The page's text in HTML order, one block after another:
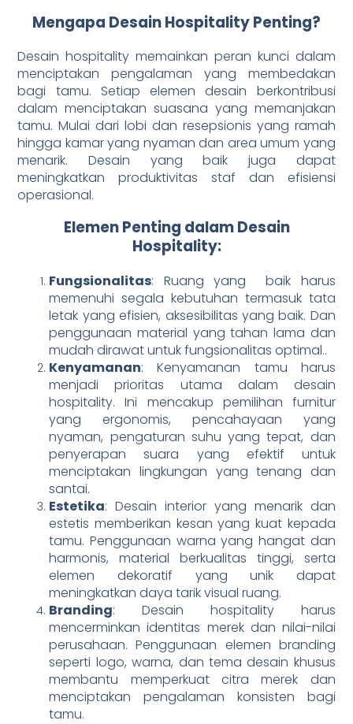
Mengapa Desain Hospitality Penting?
Desain hospitality memainkan peran kunci dalam
menciptakan pengalaman yang membedakan
bagi tamu. Setiap elemen desain berkontribusi
dalam menciptakan suasana yang memanjakan
tamu. Mulai dari lobi dan resepsionis yang ramah
hingga kamar yang nyaman dan area umum yang
menarik. Desain yang baik juga dapat
meningkatkan produktivitas staf dan efisiensi
operasional.
Elemen Penting dalam Desain
Hospitality:
Fungsionalitas: Ruang yang baik harus
memenuhi segala kebutuhan termasuk tata
letak yang efisien, aksesibilitas yang baik. Dan
penggunaan material yang tahan lama dan
mudah dirawat untuk fungsionalitas optimal..
Kenyamanan: Kenyamanan tamu harus
menjadi prioritas utama dalam desain
hospitality. Ini mencakup pemilihan furnitur
yang ergonomis, pencahayaan yang
nyaman, pengaturan suhu yang tepat, dan
penyerapan suara yang efektif untuk
menciptakan lingkungan yang tenang dan
santai.
Estetika: Desain interior yang menarik dan
estetis memberikan kesan yang kuat kepada
tamu. Penggunaan warna yang hangat dan
harmonis, material berkualitas tinggi, serta
elemen dekoratif yang unik dapat
meningkatkan daya tarik visual ruang.
Branding: Desain hospitality harus
mencerminkan identitas merek dan nilai-nilai
perusahaan. Penggunaan elemen branding
seperti logo, warna, dan tema desain khusus
membantu memperkuat citra merek dan
menciptakan pengalaman konsisten bagi
tamu.